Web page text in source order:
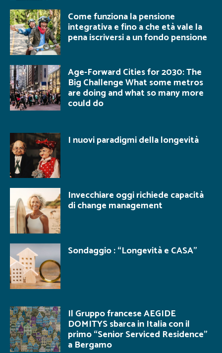
Come funziona la pensione
integrativa e fino a che età vale la
pena iscriversi a un fondo pensione
Age-Forward Cities for 2030: The
Big Challenge What some metros
are doing and what so many more
could do
I nuovi paradigmi della longevità
Invecchiare oggi richiede capacità
di change management
Sondaggio : “Longevità e CASA”
Il Gruppo francese AEGIDE
DOMITYS sbarca in Italia con il
primo “Senior Serviced Residence”
a Bergamo